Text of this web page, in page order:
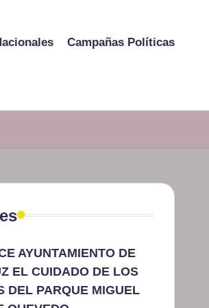
Campañas Políticas
AYUNTAMIENTO DE
EL CUIDADO DE LOS
DEL PARQUE MIGUEL